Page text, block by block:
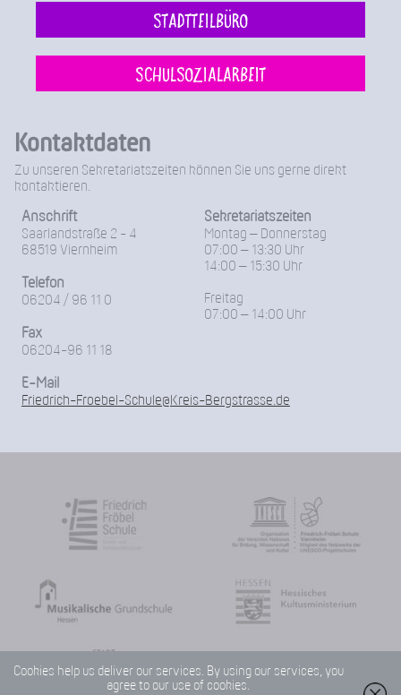
Stadtteilbüro
Schulsozialarbeit
Kontaktdaten
Zu unseren Sekretariatszeiten können Sie uns gerne direkt
kontaktieren.
Anschrift
Saarlandstraße 2 - 4
68519 Viernheim
Telefon
06204 / 96 11 0
Fax
06204-96 11 18
Sekretariatszeiten
Montag – Donnerstag
07:00 – 13:30 Uhr
14:00 – 15:30 Uhr
Freitag
07:00 – 14:00 Uhr
E-Mail
Friedrich-Froebel-Schule@Kreis-Bergstrasse.de
Cookies help us deliver our services. By using our services, you
agree to our use of cookies.